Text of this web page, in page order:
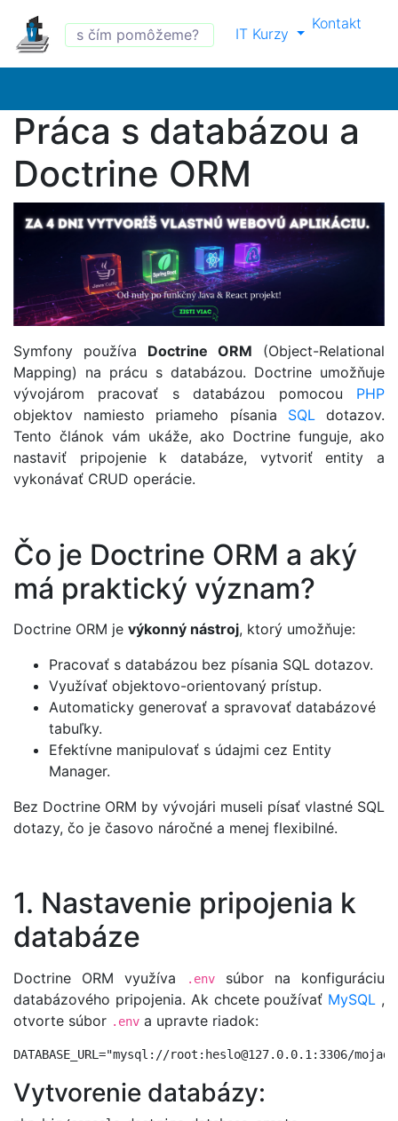
IT Kurzy
Kontakt
Práca s databázou a
Doctrine ORM
Symfony používa Doctrine ORM (Object-Relational
Mapping) na prácu s databázou. Doctrine umožňuje
vývojárom pracovať s databázou pomocou PHP
objektov namiesto priameho písania SQLdotazov.
Tento článok vám ukáže, ako Doctrine funguje, ako
nastaviť pripojenie k databáze, vytvoriť entity a
vykonávať CRUD operácie.
Čo je Doctrine ORM a aký
má praktický význam?
Doctrine ORM je výkonný nástroj, ktorý umožňuje:
Pracovať s databázou bez písania SQL dotazov.
Využívať objektovo-orientovaný prístup.
Automaticky generovať a spravovať databázové
tabuľky.
Efektívne manipulovať s údajmi cez Entity
Manager.
Bez Doctrine ORM by vývojári museli písať vlastné SQL
dotazy, čo je časovo náročné a menej flexibilné.
1. Nastavenie pripojenia k
databáze
Doctrine ORM využíva .env
súbor na konfiguráciu
databázového pripojenia. Ak chcete používať MySQL ,
otvorte súbor .env a upravte riadok:
Vytvorenie databázy: